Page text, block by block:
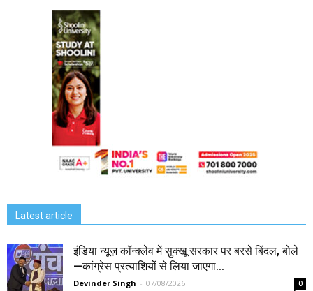
Latest article
इंडिया न्यूज़ कॉन्क्लेव में सुक्खू सरकार पर बरसे बिंदल, बोले
—कांग्रेस प्रत्याशियों से लिया जाएगा...
Devinder Singh - 07/08/2026 0